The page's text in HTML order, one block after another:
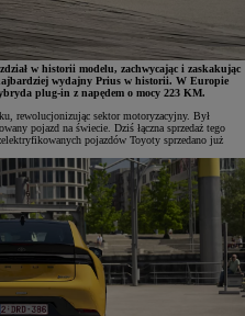
w historii modelu, zachwycając i zaskakując
wydajny Prius w historii. W Europie
plug-in z napędem o mocy 223 KM.
rewolucjonizując sektor motoryzacyjny. Był
pojazd na świecie. Dziś łączna sprzedaż tego
pojazdów Toyoty sprzedano już